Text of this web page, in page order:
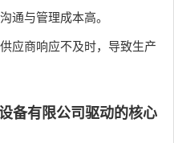
通与管理成本高。
应商响应不及时，导致生产
备有限公司驱动的核心